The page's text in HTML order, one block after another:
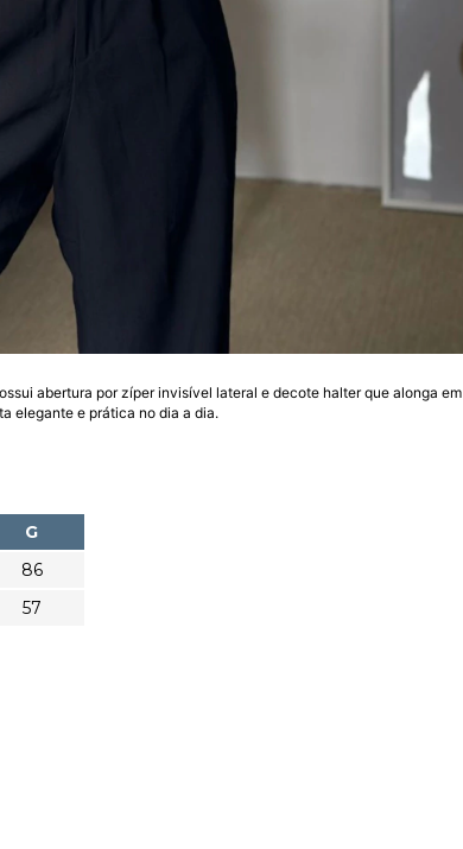
abertura por zíper invisível lateral e decote halter que alonga em
elegante e prática no dia a dia.
G
86
57